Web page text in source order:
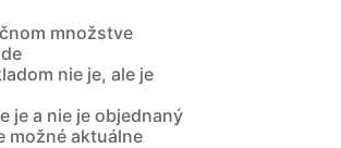
množstve
nie je, ale je
je a nie je objednaný
možné aktuálne